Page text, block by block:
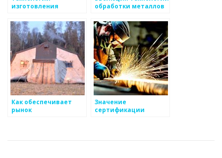
изготовления
обработки металлов
Как обеспечивает
рынок
Значение
сертификации